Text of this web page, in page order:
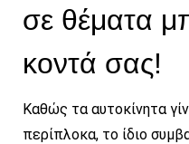
σε θέματα
κοντά σας!
Καθώς τα αυτοκίνητα
περίπλοκα, το ίδιο